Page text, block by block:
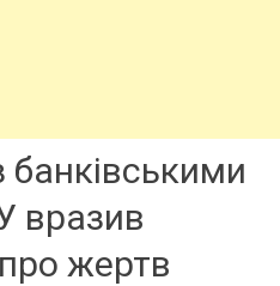
вразив
жертв